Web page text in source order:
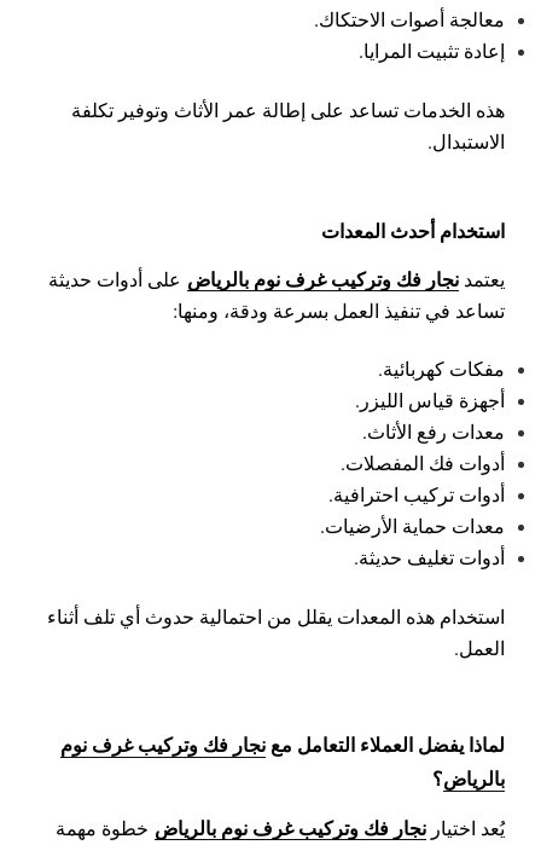
معالجة أصوات الاحتكاك.
إعادة تثبيت المرايا.
هذه الخدمات تساعد على إطالة عمر الأثاث وتوفير تكلفة
الاستبدال.
استخدام أحدث المعدات
يعتمد نجار فك وتركيب غرف نوم بالرياض على أدوات حديثة
تساعد في تنفيذ العمل بسرعة ودقة، ومنها:
مفكات كهربائية.
أجهزة قياس الليزر.
معدات رفع الأثاث.
أدوات فك المفصلات.
أدوات تركيب احترافية.
معدات حماية الأرضيات.
أدوات تغليف حديثة.
استخدام هذه المعدات يقلل من احتمالية حدوث أي تلف أثناء
العمل.
لماذا يفضل العملاء التعامل مع نجار فك وتركيب غرف نوم
بالرياض؟
يُعد اختيار نجار فك وتركيب غرف نوم بالرياض خطوة مهمة